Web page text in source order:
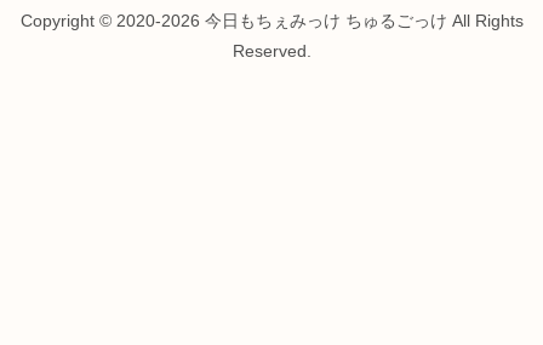
Copyright © 2020-2026 今日もちぇみっけ ちゅるごっけ All Rights
Reserved.